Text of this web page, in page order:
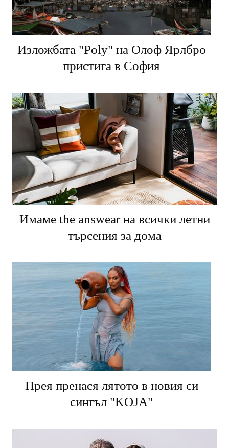
Изложбата "Poly" на Олоф Ярлбро
пристига в София
Имаме the answear на всички летни
търсения за дома
Прея пренася лятото в новия си
сингъл "KOJA"